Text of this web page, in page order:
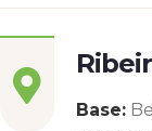
Base: